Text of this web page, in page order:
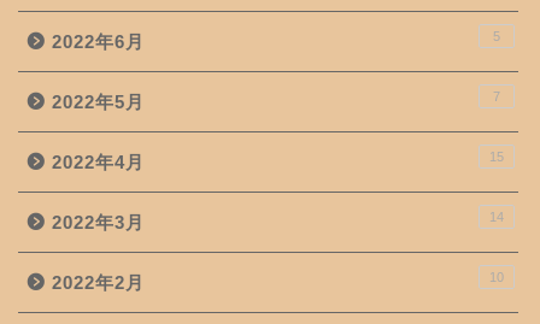
2022年6月 5
2022年5月 7
2022年4月 15
2022年3月 14
2022年2月 10